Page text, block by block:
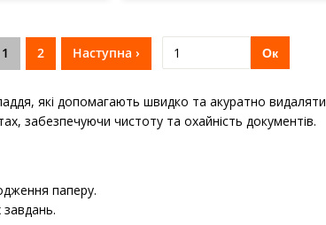
1 2 Наступна › Ок
які допомагають швидко та акуратно
забезпечуючи чистоту та охайність документів.
паперу.
завдань.